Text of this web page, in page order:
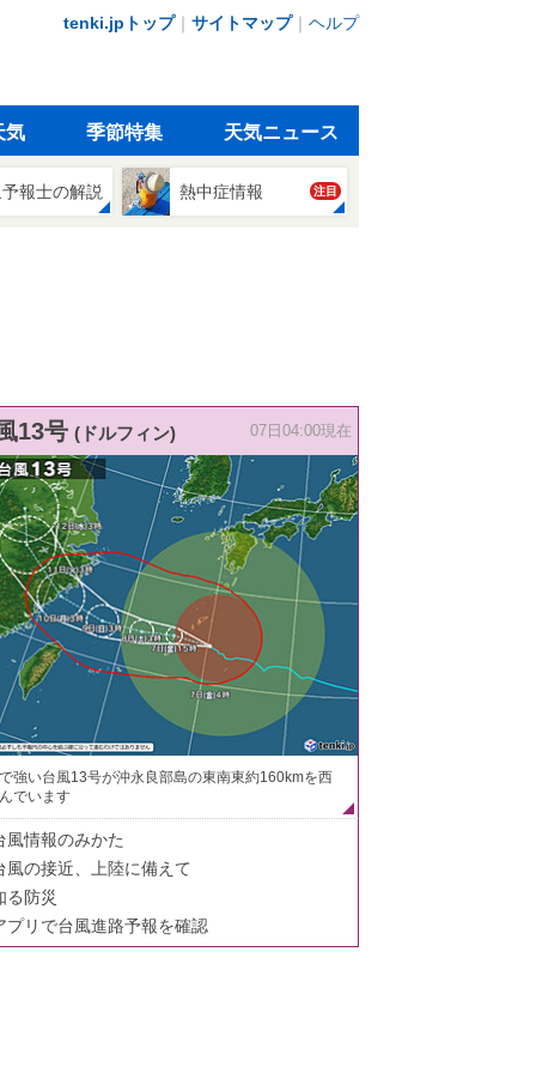
tenki.jpトップ｜ サイトマップ｜ ヘルプ
気 季節特集 天気ニュース
報士の解説 熱中症情報 注目
13号 (ドルフィン) 07日04:00現在
強い台風13号が沖永良部島の東南東約160kmを西
でいます
風情報のみかた
風の接近、上陸に備えて
る防災
プリで台風進路予報を確認